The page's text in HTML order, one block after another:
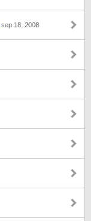
sep 18, 2008